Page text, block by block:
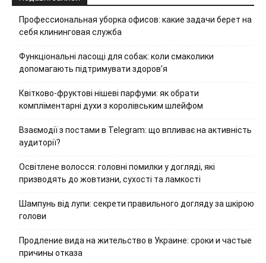
Профессиональная уборка офисов: какие задачи берет на
себя клининговая служба
Функціональні ласощі для собак: коли смаколики
допомагають підтримувати здоров’я
Квітково-фруктові нішеві парфуми: як обрати
компліментарні духи з королівським шлейфом
Взаємодії з постами в Telegram: що впливає на активність
аудиторії?
Освітлене волосся: головні помилки у догляді, які
призводять до жовтизни, сухості та ламкості
Шампунь від лупи: секрети правильного догляду за шкірою
голови
Продление вида на жительство в Украине: сроки и частые
причины отказа